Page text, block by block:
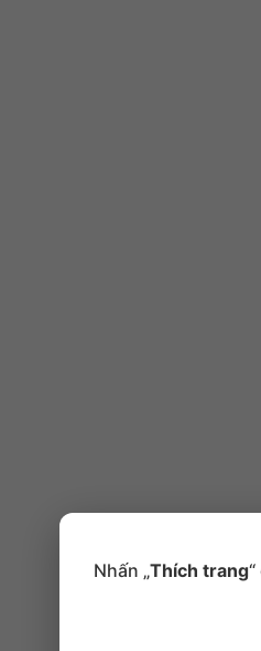
Nhấn „Thích trang